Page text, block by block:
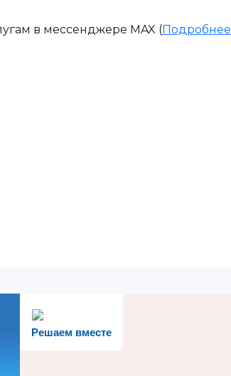
в мессенджере MAX (Подробнее
Решаем вместе